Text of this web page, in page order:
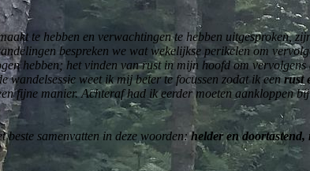
te hebben en verwachtingen te hebben uitgesproken,
bespreken we wat wekelijkse perikelen om
hebben; het vinden van rust in mijn hoofd om
wandelsessie weet ik mij beter te focussen zodat ik eenrust
fijne manier. Achteraf had ik eerder moeten aankloppen
beste samenvatten in deze woorden:helder en